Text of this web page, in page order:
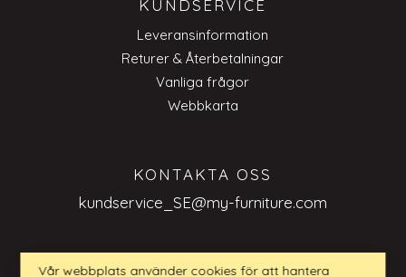
KUNDSERVICE
Leveransinformation
Returer & Återbetalningar
Vanliga frågor
Webbkarta
KONTAKTA OSS
kundservice_SE@my-furniture.com
Vår webbplats använder cookies för att hantera